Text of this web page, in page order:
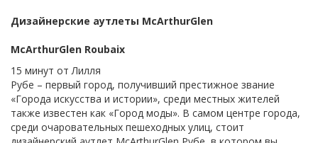
Дизайнерские аутлеты McArthurGlen
McArthurGlen Roubaix
15 минут от Лилля
Рубе – первый город, получивший престижное звание
«Города искусства и истории», среди местных жителей
также известен как «Город моды». В самом центре города,
среди очаровательных пешеходных улиц, стоит